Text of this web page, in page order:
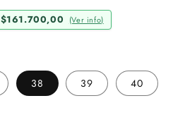
$161.700,00 (Ver info)
38 39 40